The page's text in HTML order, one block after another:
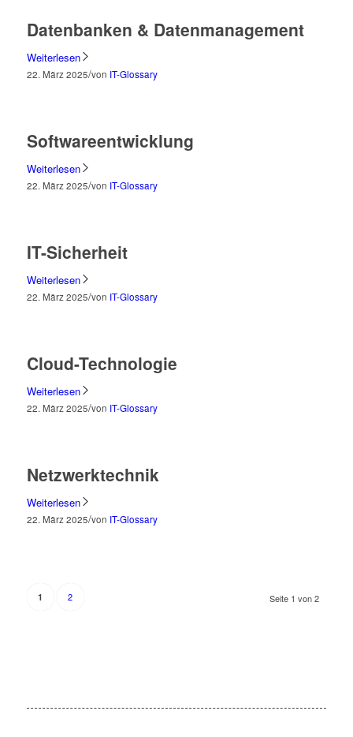
Datenbanken & Datenmanagement
Weiterlesen
22. März 2025/von IT-Glossary
Softwareentwicklung
Weiterlesen
22. März 2025/von IT-Glossary
IT-Sicherheit
Weiterlesen
22. März 2025/von IT-Glossary
Cloud-Technologie
Weiterlesen
22. März 2025/von IT-Glossary
Netzwerktechnik
Weiterlesen
22. März 2025/von IT-Glossary
Seite 1 von 2
1 2